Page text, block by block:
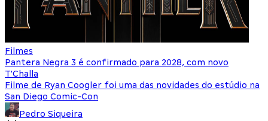
Filmes
Pantera Negra 3 é confirmado para 2028, com novo
T'Challa
Filme de Ryan Coogler foi uma das novidades do estúdio na
San Diego Comic-Con
Pedro Siqueira